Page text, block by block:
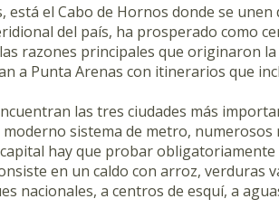
está el Cabo de Hornos donde se
del país, ha prosperado como
razones principales que originaron
a Punta Arenas con itinerarios que
las tres ciudades más
sistema de metro,
hay que probar
en un caldo con arroz, verduras
nacionales, a centros de esquí, a